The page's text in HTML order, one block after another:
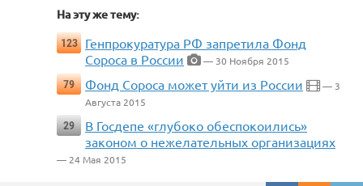
На эту же тему:
123
Генпрокуратура РФ запретила Фонд
Сороса в России
— 30 Ноября 2015
79
Фонд Сороса может уйти из России
— 3
Августа 2015
29
В Госдепе «глубоко обеспокоились»
законом о нежелательных организациях
— 24 Мая 2015